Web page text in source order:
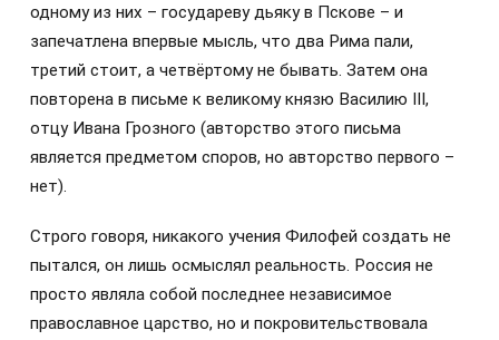
одному из них – государеву дьяку в Пскове – и
запечатлена впервые мысль, что два Рима пали,
третий стоит, а четвёртому не бывать. Затем она
повторена в письме к великому князю Василию III,
отцу Ивана Грозного (авторство этого письма
является предметом споров, но авторство первого –
нет).
Строго говоря, никакого учения Филофей создать не
пытался, он лишь осмыслял реальность. Россия не
просто являла собой последнее независимое
православное царство, но и покровительствовала